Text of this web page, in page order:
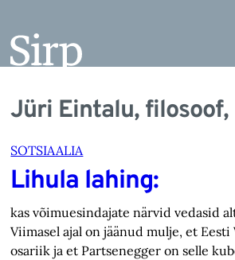
Jüri Eintalu,
SOTSIAALIA
Lihula lahing:
kas võimuesindajate närvid vedasid
Viimasel ajal on jäänud mulje, et Eesti
osariik ja et Partsenegger on selle